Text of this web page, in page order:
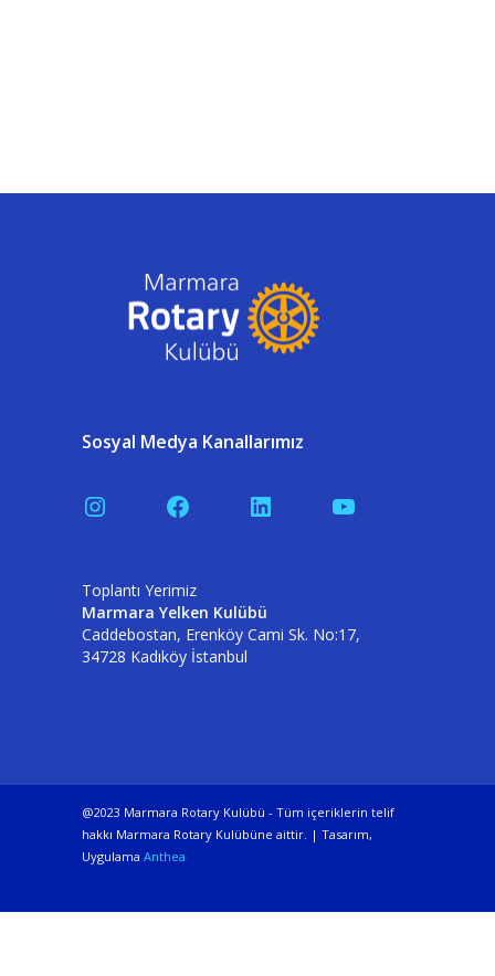
Sosyal Medya Kanallarımız
InstagramFacebookLinkedInYouTube
Toplantı Yerimiz
Marmara Yelken Kulübü
Caddebostan, Erenköy Cami Sk. No:17,
34728 Kadıköy İstanbul
@2023 Marmara Rotary Kulübü - Tüm içeriklerin telif
hakkı Marmara Rotary Kulübüne aittir. | Tasarım,
Uygulama Anthea